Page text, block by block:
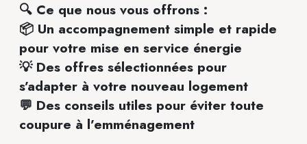
🔍 Ce que nous vous offrons :
📦 Un accompagnement simple et rapide
pour votre mise en service énergie
💡 Des offres sélectionnées pour
s’adapter à votre nouveau logement
💬 Des conseils utiles pour éviter toute
coupure à l’emménagement